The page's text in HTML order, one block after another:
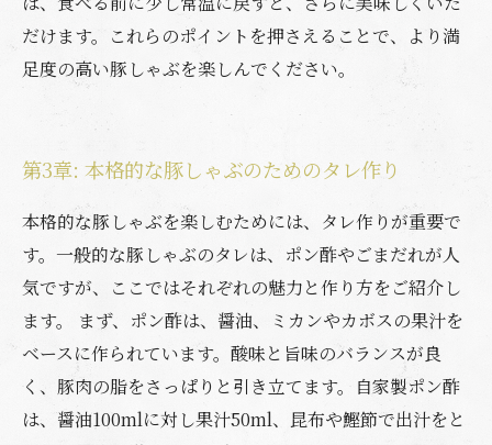
だけます。これらのポイントを押さえることで、より満
足度の高い豚しゃぶを楽しんでください。
第3章: 本格的な豚しゃぶのためのタレ作り
本格的な豚しゃぶを楽しむためには、タレ作りが重要で
す。一般的な豚しゃぶのタレは、ポン酢やごまだれが人
気ですが、ここではそれぞれの魅力と作り方をご紹介し
ます。 まず、ポン酢は、醤油、ミカンやカボスの果汁を
ベースに作られています。酸味と旨味のバランスが良
く、豚肉の脂をさっぱりと引き立てます。自家製ポン酢
は、醤油100mlに対し果汁50ml、昆布や鰹節で出汁をと